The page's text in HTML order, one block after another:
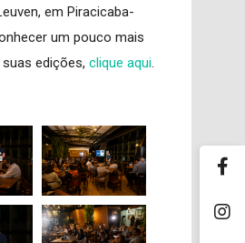
em Piracicaba-
um pouco mais
edições, clique aqui.